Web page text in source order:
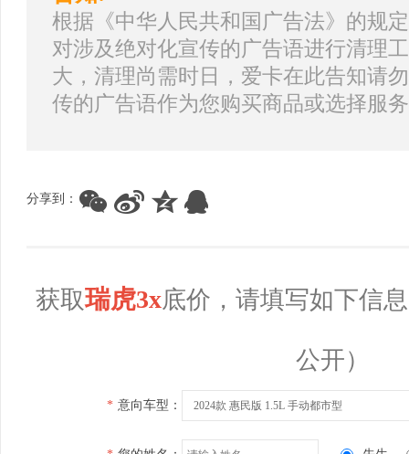
根据《中华人民共和国广告法》的规
对涉及绝对化宣传的广告语进行清理
大，清理尚需时日，爱卡在此告知请
传的广告语作为您购买商品或选择服
分享到：
获取瑞虎3x底价，请填写如下信
公开）
* 意向车型： 2024款 惠民版 1.5L 手动都市型